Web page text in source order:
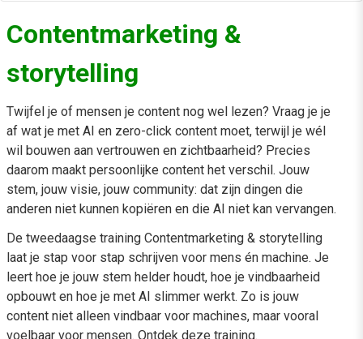
Contentmarketing &
storytelling
Twijfel je of mensen je content nog wel lezen? Vraag je je
af wat je met AI en zero-click content moet, terwijl je wél
wil bouwen aan vertrouwen en zichtbaarheid? Precies
daarom maakt persoonlijke content het verschil. Jouw
stem, jouw visie, jouw community: dat zijn dingen die
anderen niet kunnen kopiëren en die AI niet kan vervangen.
De tweedaagse training Contentmarketing & storytelling
laat je stap voor stap schrijven voor mens én machine. Je
leert hoe je jouw stem helder houdt, hoe je vindbaarheid
opbouwt en hoe je met AI slimmer werkt. Zo is jouw
content niet alleen vindbaar voor machines, maar vooral
voelbaar voor mensen. Ontdek deze training.